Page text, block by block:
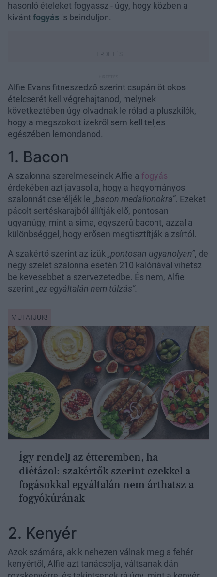
hasonló ételeket fogyassz - úgy, hogy közben a
kívánt fogyás is beinduljon.
Alfie Evans fitneszedző szerint csupán öt okos
ételcserét kell végrehajtanod, melynek
következtében úgy olvadnak le rólad a pluszkilók,
hogy a megszokott ízekről sem kell teljes
egészében lemondanod.
1. Bacon
A szalonna szerelmeseinek Alfie a fogyás
érdekében azt javasolja, hogy a hagyományos
szalonnát cseréljék le „bacon medalionokra”. Ezeket
pácolt sertéskarajból állítják elő, pontosan
ugyanúgy, mint a sima, egyszerű bacont, azzal a
különbséggel, hogy erősen megtisztítják a zsírtól.
A szakértő szerint az ízük „pontosan ugyanolyan”, de
négy szelet szalonna esetén 210 kalóriával vihetsz
be kevesebbet a szervezetedbe. És nem, Alfie
szerint „ez egyáltalán nem túlzás”.
Így rendelj az étteremben, ha
diétázol: szakértők szerint ezekkel a
fogásokkal egyáltalán nem árthatsz a
fogyókúrának
2. Kenyér
Azok számára, akik nehezen válnak meg a fehér
kenyértől, Alfie azt tanácsolja, váltsanak dán